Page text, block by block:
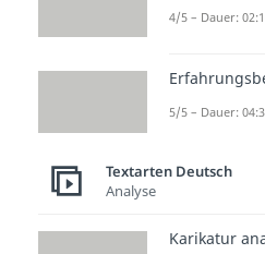
Ein
Ein
4/5 – Dauer:
5/5 – Dauer:
Textarten Deutsch
Analyse
Karikatur